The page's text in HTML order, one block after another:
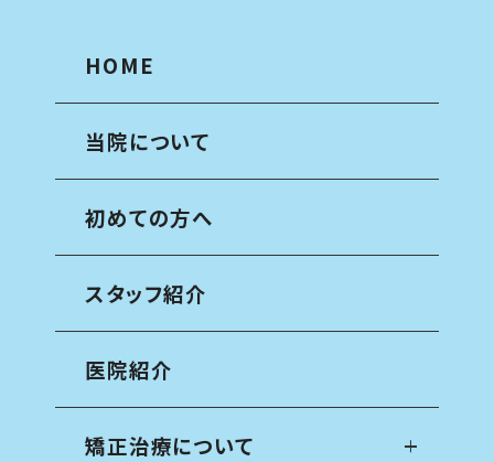
HOME
当院について
初めての方へ
スタッフ紹介
医院紹介
矯正治療について